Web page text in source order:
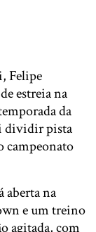
Felipe
estreia na
da
dividir pista
campeonato
aberta na
e um treino
agitada, com